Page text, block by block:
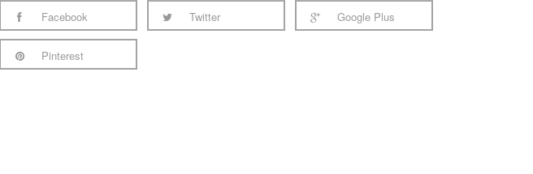
Facebook Twitter Google Plus
Pinterest